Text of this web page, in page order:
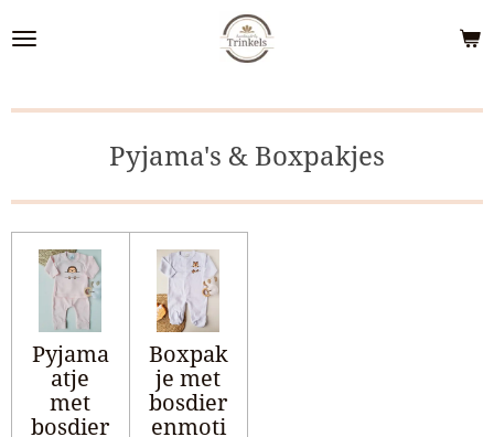
direct
Pyjama's & Boxpakjes
Pyjama
atje
met
bosdier
Boxpak
je met
bosdier
enmoti